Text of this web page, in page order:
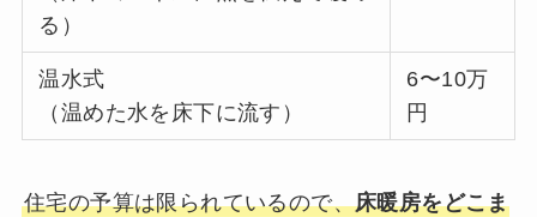
る）
温水式
（温めた水を床下に流す）
6〜10万
円
住宅の予算は限られているので、床暖房をどこま